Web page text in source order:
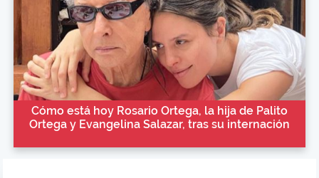
Cómo está hoy Rosario Ortega, la hija de Palito
Ortega y Evangelina Salazar, tras su internación